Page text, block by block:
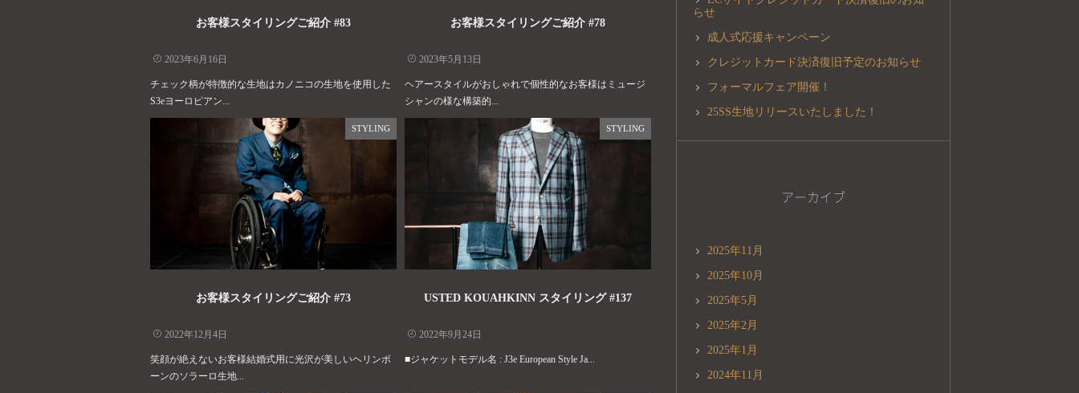
お客様スタイリングご紹介 #83
2023年6月16日
チェック柄が特徴的な生地はカノニコの生地を使用した
S3eヨーロピアン...
お客様スタイリングご紹介 #78
2023年5月13日
ヘアースタイルがおしゃれで個性的なお客様はミュージ
シャンの様な構築的...
STYLING
お客様スタイリングご紹介 #73
2022年12月4日
笑顔が絶えないお客様結婚式用に光沢が美しいヘリンボ
ーンのソラーロ生地...
STYLING
USTED KOUAHKINN スタイリング #137
2022年9月24日
■ジャケットモデル名 : J3e European Style Ja...
らせ
成人式応援キャンペーン
クレジットカード決済復旧予定のお知らせ
フォーマルフェア開催！
25SS生地リリースいたしました！
アーカイブ
2025年11月
2025年10月
2025年5月
2025年2月
2025年1月
2024年11月